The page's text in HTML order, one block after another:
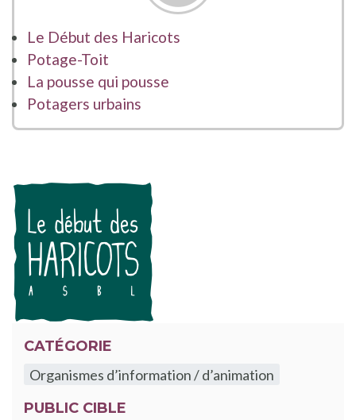
Le Début des Haricots
Potage-Toit
La pousse qui pousse
Potagers urbains
CATÉGORIE
Organismes d’information / d’animation
PUBLIC CIBLE